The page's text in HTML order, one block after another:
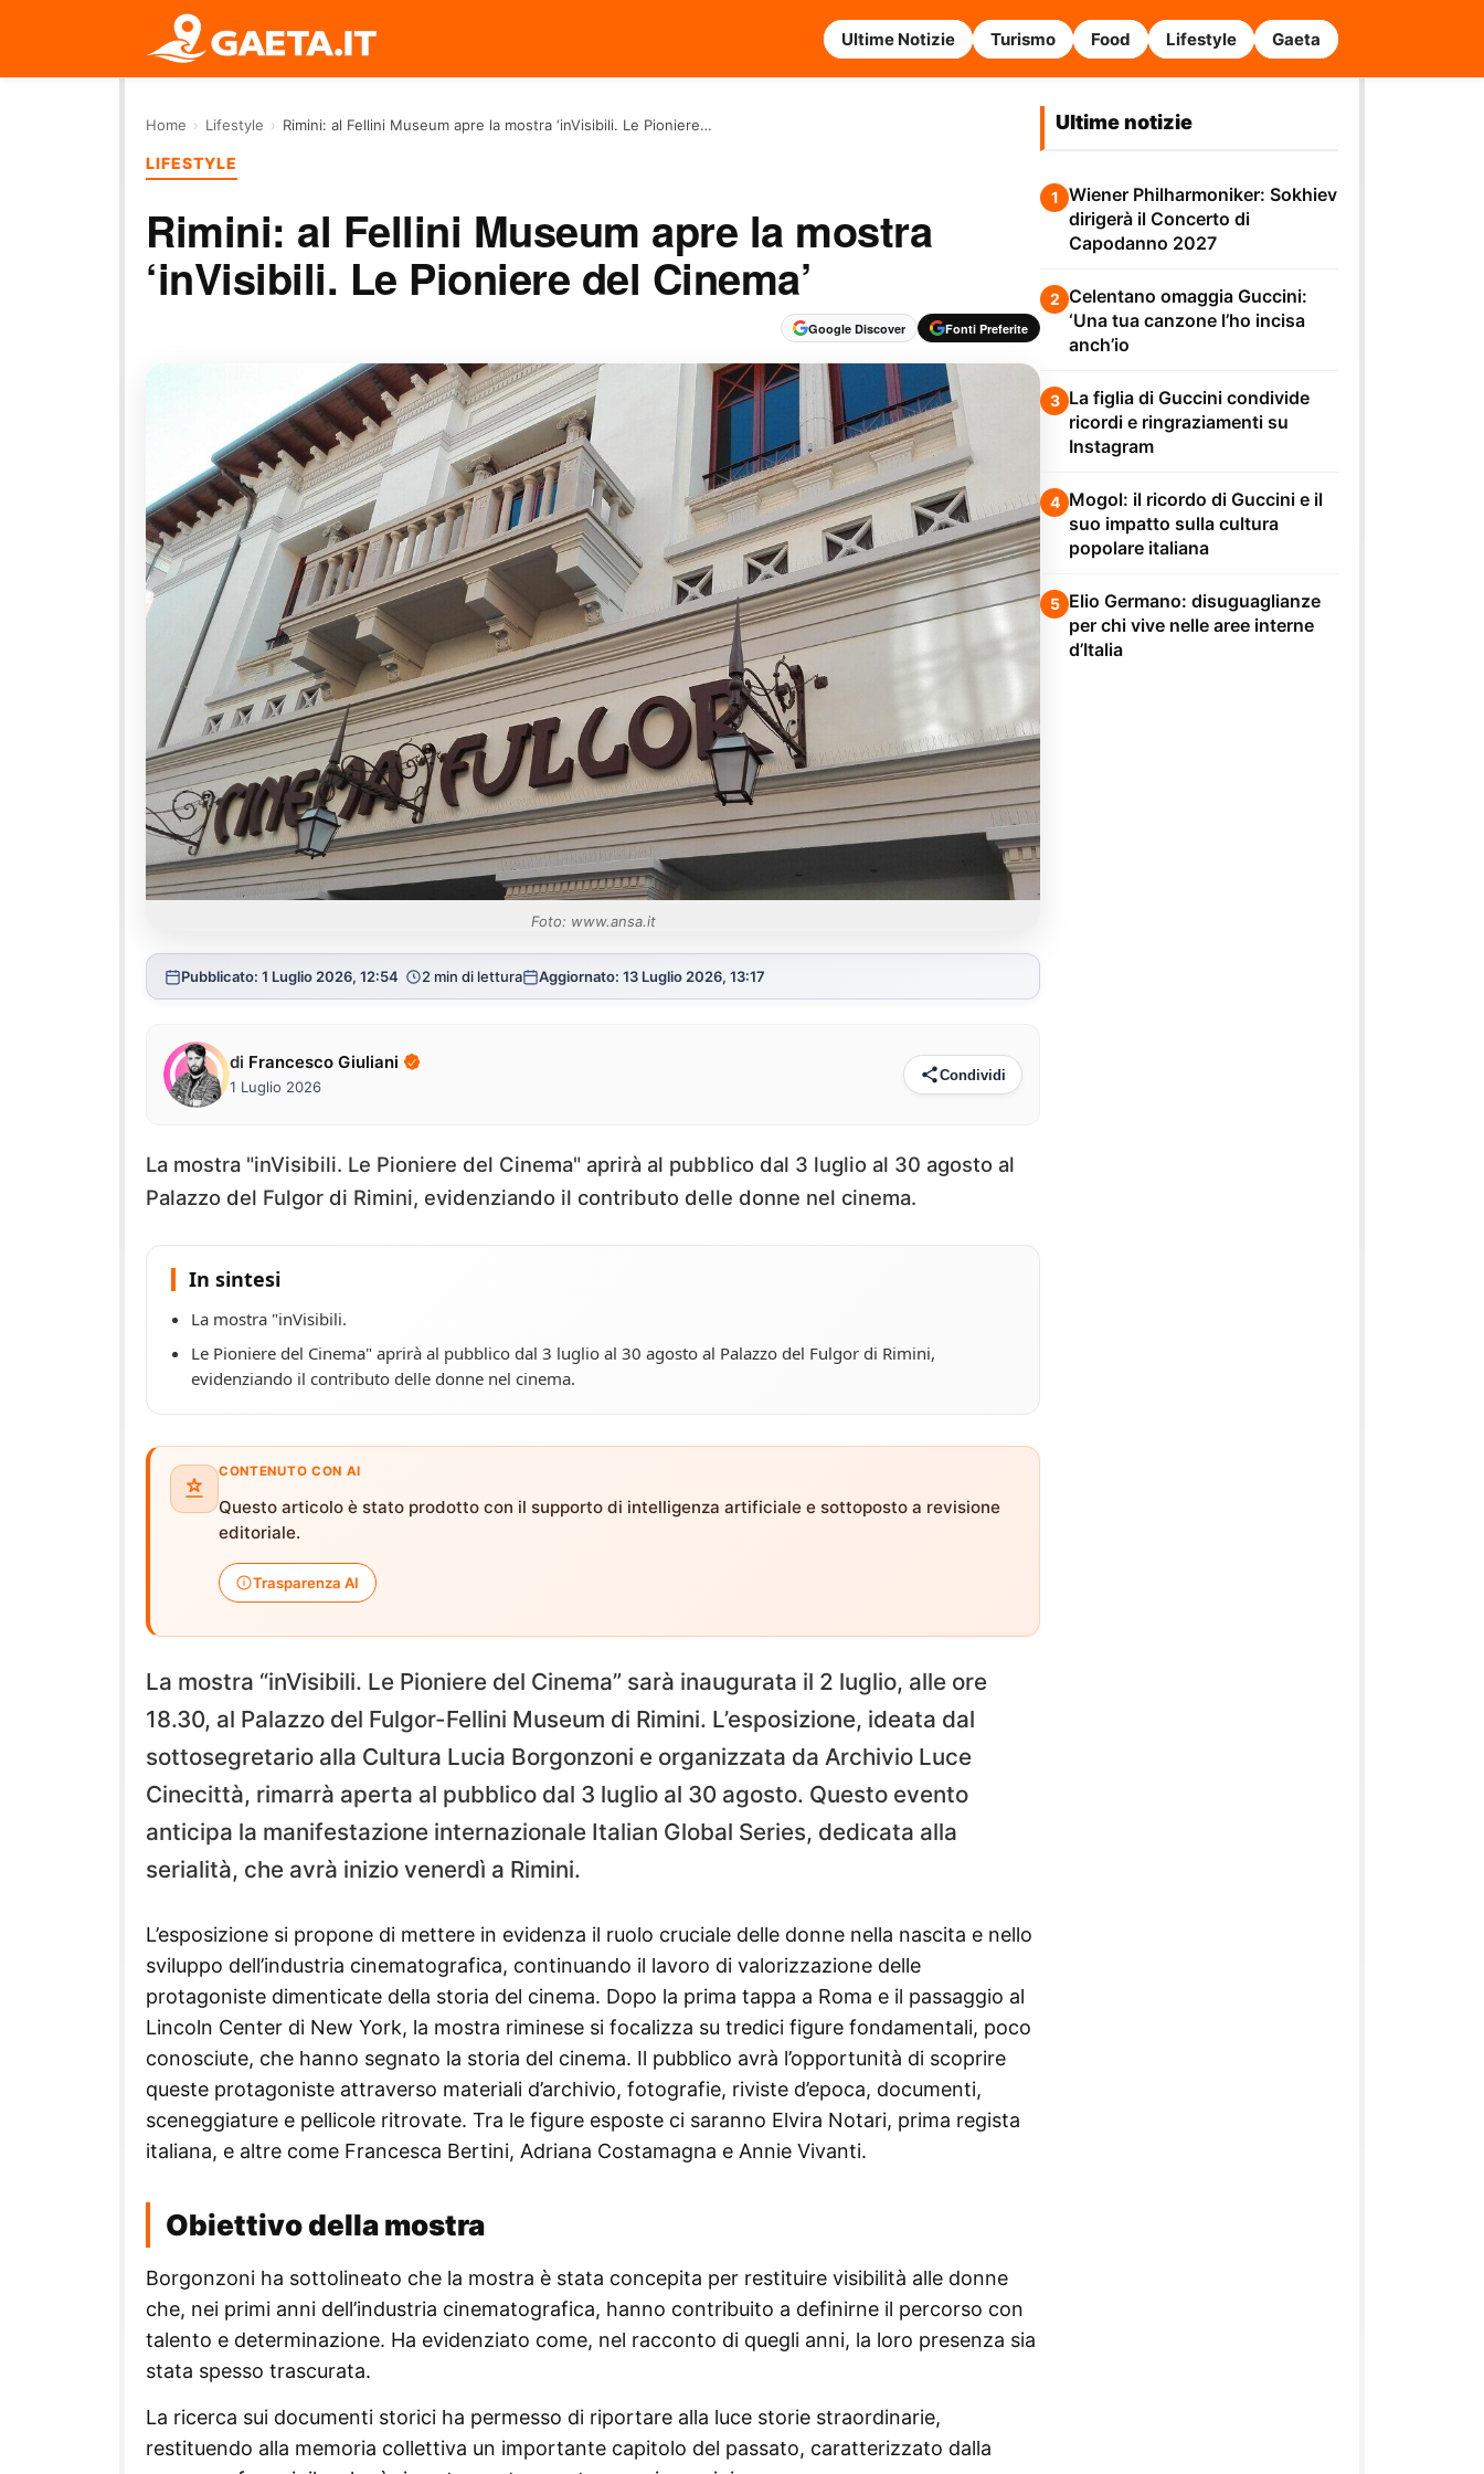
Ultime Notizie Turismo Food Lifestyle Gaeta
Home › Lifestyle › Rimini: al Fellini Museum apre la mostra ‘inVisibili. Le Pioniere…
LIFESTYLE
Rimini: al Fellini Museum apre la mostra
‘inVisibili. Le Pioniere del Cinema’
Google Discover Fonti Preferite
Foto: www.ansa.it
Pubblicato: 1 Luglio 2026, 12:54 2 min di lettura Aggiornato: 13 Luglio 2026, 13:17
di Francesco Giuliani
1 Luglio 2026
Condividi
La mostra "inVisibili. Le Pioniere del Cinema" aprirà al pubblico dal 3 luglio al 30 agosto al
Palazzo del Fulgor di Rimini, evidenziando il contributo delle donne nel cinema.
In sintesi
La mostra "inVisibili.
Le Pioniere del Cinema" aprirà al pubblico dal 3 luglio al 30 agosto al Palazzo del Fulgor di Rimini,
evidenziando il contributo delle donne nel cinema.
CONTENUTO CON AI
Questo articolo è stato prodotto con il supporto di intelligenza artificiale e sottoposto a revisione
editoriale.
Trasparenza AI
La mostra “inVisibili. Le Pioniere del Cinema” sarà inaugurata il 2 luglio, alle ore
18.30, al Palazzo del Fulgor-Fellini Museum di Rimini. L’esposizione, ideata dal
sottosegretario alla Cultura Lucia Borgonzoni e organizzata da Archivio Luce
Cinecittà, rimarrà aperta al pubblico dal 3 luglio al 30 agosto. Questo evento
anticipa la manifestazione internazionale Italian Global Series, dedicata alla
serialità, che avrà inizio venerdì a Rimini.
L’esposizione si propone di mettere in evidenza il ruolo cruciale delle donne nella nascita e nello
sviluppo dell’industria cinematografica, continuando il lavoro di valorizzazione delle
protagoniste dimenticate della storia del cinema. Dopo la prima tappa a Roma e il passaggio al
Lincoln Center di New York, la mostra riminese si focalizza su tredici figure fondamentali, poco
conosciute, che hanno segnato la storia del cinema. Il pubblico avrà l’opportunità di scoprire
queste protagoniste attraverso materiali d’archivio, fotografie, riviste d’epoca, documenti,
sceneggiature e pellicole ritrovate. Tra le figure esposte ci saranno Elvira Notari, prima regista
italiana, e altre come Francesca Bertini, Adriana Costamagna e Annie Vivanti.
Obiettivo della mostra
Borgonzoni ha sottolineato che la mostra è stata concepita per restituire visibilità alle donne
che, nei primi anni dell’industria cinematografica, hanno contribuito a definirne il percorso con
talento e determinazione. Ha evidenziato come, nel racconto di quegli anni, la loro presenza sia
stata spesso trascurata.
La ricerca sui documenti storici ha permesso di riportare alla luce storie straordinarie,
restituendo alla memoria collettiva un importante capitolo del passato, caratterizzato dalla
Ultime notizie
1 Wiener Philharmoniker: Sokhiev
dirigerà il Concerto di
Capodanno 2027
2 Celentano omaggia Guccini:
‘Una tua canzone l’ho incisa
anch’io
3 La figlia di Guccini condivide
ricordi e ringraziamenti su
Instagram
4 Mogol: il ricordo di Guccini e il
suo impatto sulla cultura
popolare italiana
5 Elio Germano: disuguaglianze
per chi vive nelle aree interne
d’Italia